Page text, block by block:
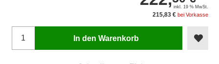
inkl. 19 % MwSt.
215,83 € bei Vorkasse
In den Warenkorb